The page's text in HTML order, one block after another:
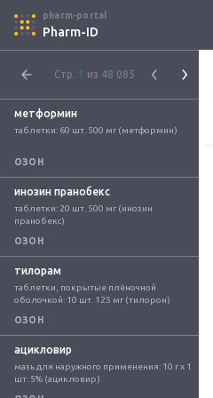
pharm-portal
Pharm-ID
Стр. 1 из 48 085
метформин
таблетки: 60 шт. 500 мг (метформин)
ОЗОН
инозин пранобекс
таблетки: 20 шт. 500 мг (инозин
пранобекс)
ОЗОН
тилорам
таблетки, покрытые плёночной
оболочкой: 10 шт. 125 мг (тилорон)
ОЗОН
ацикловир
мазь для наружного применения: 10 г x 1
шт. 5% (ацикловир)